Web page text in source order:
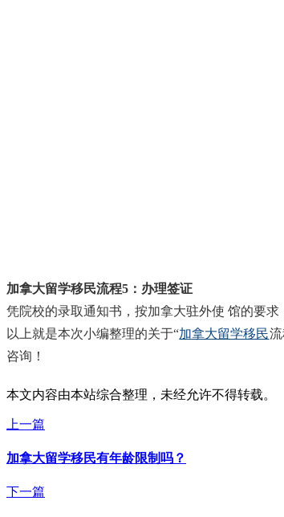
加拿大留学移民流程5：办理签证
凭院校的录取通知书，按加拿大驻外使 馆的要
以上就是本次小编整理的关于“加拿大留学移民
咨询！
本文内容由本站综合整理，未经允许不得转载。
上一篇
加拿大留学移民有年龄限制吗？
下一篇